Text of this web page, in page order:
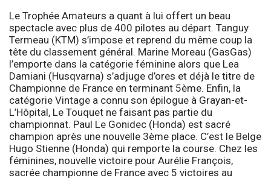
Le Trophée Amateurs a quant à lui offert un beau
spectacle avec plus de 400 pilotes au départ. Tanguy
Termeau (KTM) s’impose et reprend du même coup la
tête du classement général. Marine Moreau (GasGas)
l’emporte dans la catégorie féminine alors que Lea
Damiani (Husqvarna) s’adjuge d’ores et déjà le titre de
Championne de France en terminant 5ème. Enfin, la
catégorie Vintage a connu son épilogue à Grayan-et-
L’Hôpital, Le Touquet ne faisant pas partie du
championnat. Paul Le Gonidec (Honda) est sacré
champion après une nouvelle 3ème place. C’est le Belge
Hugo Stienne (Honda) qui remporte la course. Chez les
féminines, nouvelle victoire pour Aurélie François,
sacrée championne de France avec 5 victoires au